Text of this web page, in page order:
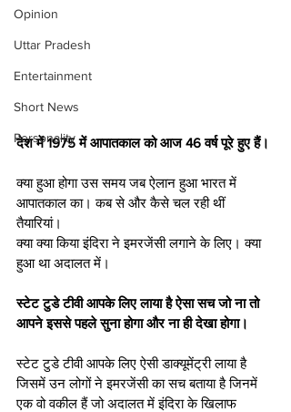
Opinion
Uttar Pradesh
Entertainment
Short News
Personality
देश में 1975 में आपातकाल को आज 46 वर्ष पूरे हुए हैं।
क्या हुआ होगा उस समय जब ऐलान हुआ भारत में
आपातकाल का। कब से और कैसे चल रही थीं
तैयारियां।
क्या क्या किया इंदिरा ने इमरजेंसी लगाने के लिए। क्या
हुआ था अदालत में।
स्टेट टुडे टीवी आपके लिए लाया है ऐसा सच जो ना तो
आपने इससे पहले सुना होगा और ना ही देखा होगा।
स्टेट टुडे टीवी आपके लिए ऐसी डाक्यूमेंट्री लाया है
जिसमें उन लोगों ने इमरजेंसी का सच बताया है जिनमें
एक वो वकील हैं जो अदालत में इंदिरा के खिलाफ